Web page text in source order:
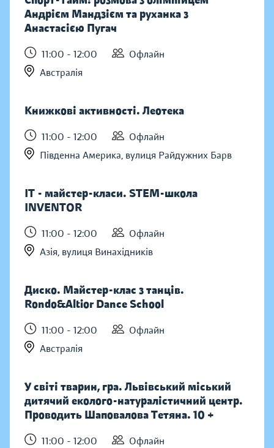
Андрієм Мандзієм та руханка з
Анастасією Пугач
11:00 - 12:00
Офлайн
Австралія
Книжкові активності. Леотека
11:00 - 12:00
Офлайн
Південна Америка, вулиця Райдужних Барв
IT - майстер-класи. STEM-школа
INVENTOR
11:00 - 12:00
Офлайн
Азія, вулиця Винахідників
Диско. Майстер-клас з танців.
Rondo&Altior Dance School
11:00 - 12:00
Офлайн
Австралія
У світі тварин, гра. Львівський міський
дитячий еколого-натуралістичний центр.
Проводить Шаповалова Тетяна. 10 +
11:00 - 12:00
Офлайн